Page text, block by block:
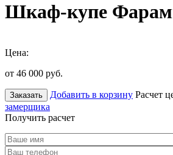
Шкаф-купе
Цена:
от 46 000 руб.
Заказать Добавить в корзину Расчет
замерщика
Получить расчет